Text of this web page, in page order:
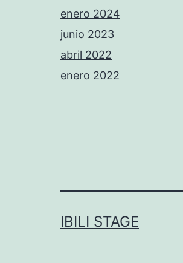
enero 2024
junio 2023
abril 2022
enero 2022
IBILI STAGE